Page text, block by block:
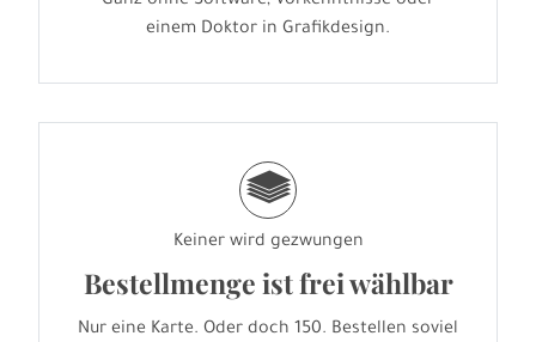
einem Doktor in Grafikdesign.
g
Keiner wird gezwungen
Bestellmenge ist frei wählbar
Nur eine Karte. Oder doch 150. Bestellen soviel